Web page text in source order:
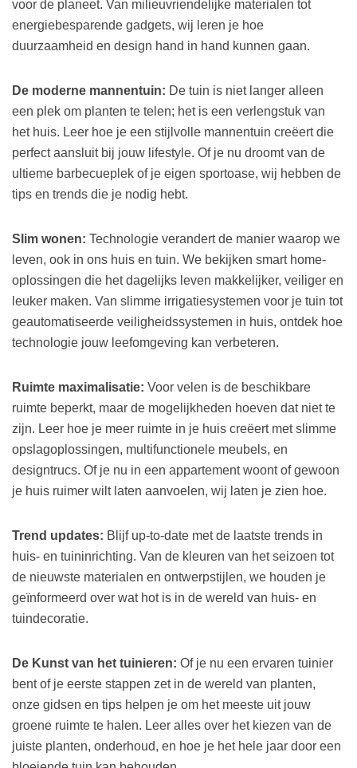
voor de planeet. Van milieuvriendelijke materialen tot
energiebesparende gadgets, wij leren je hoe
duurzaamheid en design hand in hand kunnen gaan.
De moderne mannentuin: De tuin is niet langer alleen
een plek om planten te telen; het is een verlengstuk van
het huis. Leer hoe je een stijlvolle mannentuin creëert die
perfect aansluit bij jouw lifestyle. Of je nu droomt van de
ultieme barbecueplek of je eigen sportoase, wij hebben de
tips en trends die je nodig hebt.
Slim wonen: Technologie verandert de manier waarop we
leven, ook in ons huis en tuin. We bekijken smart home-
oplossingen die het dagelijks leven makkelijker, veiliger en
leuker maken. Van slimme irrigatiesystemen voor je tuin tot
geautomatiseerde veiligheidssystemen in huis, ontdek hoe
technologie jouw leefomgeving kan verbeteren.
Ruimte maximalisatie: Voor velen is de beschikbare
ruimte beperkt, maar de mogelijkheden hoeven dat niet te
zijn. Leer hoe je meer ruimte in je huis creëert met slimme
opslagoplossingen, multifunctionele meubels, en
designtrucs. Of je nu in een appartement woont of gewoon
je huis ruimer wilt laten aanvoelen, wij laten je zien hoe.
Trend updates: Blijf up-to-date met de laatste trends in
huis- en tuininrichting. Van de kleuren van het seizoen tot
de nieuwste materialen en ontwerpstijlen, we houden je
geïnformeerd over wat hot is in de wereld van huis- en
tuindecoratie.
De Kunst van het tuinieren: Of je nu een ervaren tuinier
bent of je eerste stappen zet in de wereld van planten,
onze gidsen en tips helpen je om het meeste uit jouw
groene ruimte te halen. Leer alles over het kiezen van de
juiste planten, onderhoud, en hoe je het hele jaar door een